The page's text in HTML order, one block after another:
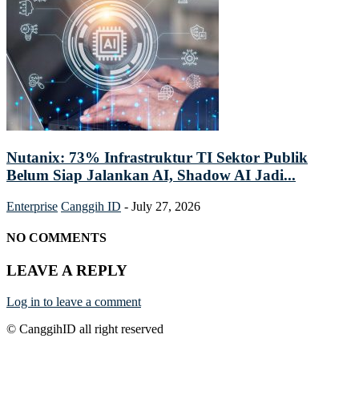
Nutanix: 73% Infrastruktur TI Sektor Publik
Belum Siap Jalankan AI, Shadow AI Jadi...
Enterprise Canggih ID - July 27, 2026
NO COMMENTS
LEAVE A REPLY
Log in to leave a comment
© CanggihID all right reserved